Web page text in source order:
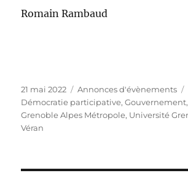
Romain Rambaud
Publié
le
21 mai 2022 Catégories
Annonces d'évènements
Démocratie participative,Gouvernement
Grenoble Alpes Métropole, Université
Véran